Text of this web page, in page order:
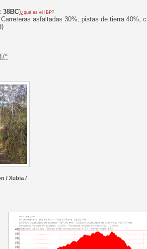
38BC)¿qué es el IBP?
Carreteras asfaltadas 30%, pistas de tierra 40%,
/ Xubia /